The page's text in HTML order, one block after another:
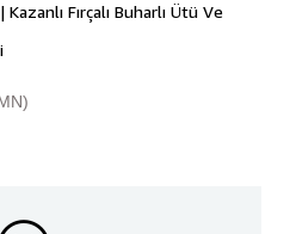
Fırçalı Buharlı Ütü Ve